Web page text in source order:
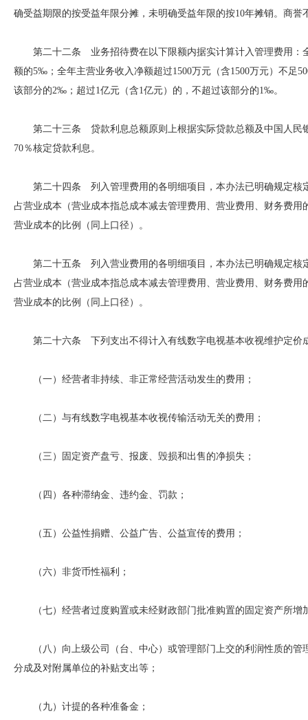
确受益期限的按受益年限分摊，未明确受益年限的按10年摊销。商誉
第二十二条 业务招待费在以下限额内据实计算计入管理费用：全
额的5‰；全年主营业务收入净额超过1500万元（含1500万元）不足
该部分的2‰；超过1亿元（含1亿元）的，不超过该部分的1‰。
第二十三条 贷款利息总额原则上根据实际贷款总额及中国人民
70％核定贷款利息。
第二十四条 列入管理费用的各明细项目，本办法已明确规定核
占营业成本（营业成本指总成本减去管理费用、营业费用、财务费
营业成本的比例（同上口径）。
第二十五条 列入营业费用的各明细项目，本办法已明确规定核
占营业成本（营业成本指总成本减去管理费用、营业费用、财务费
营业成本的比例（同上口径）。
第二十六条 下列支出不得计入有线数字电视基本收视维护定价
（一）经营者非持续、非正常经营活动发生的费用；
（二）与有线数字电视基本收视传输活动无关的费用；
（三）固定资产盘亏、报废、毁损和出售的净损失；
（四）各种滞纳金、违约金、罚款；
（五）公益性捐赠、公益广告、公益宣传的费用；
（六）非货币性福利；
（七）经营者过度购置或未经财政部门批准购置的固定资产所增
（八）向上级公司（台、中心）或管理部门上交的利润性质的管
分成及对附属单位的补贴支出等；
（九）计提的各种准备金；